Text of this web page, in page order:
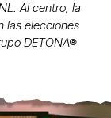
Al centro, la
las elecciones
DETONA®